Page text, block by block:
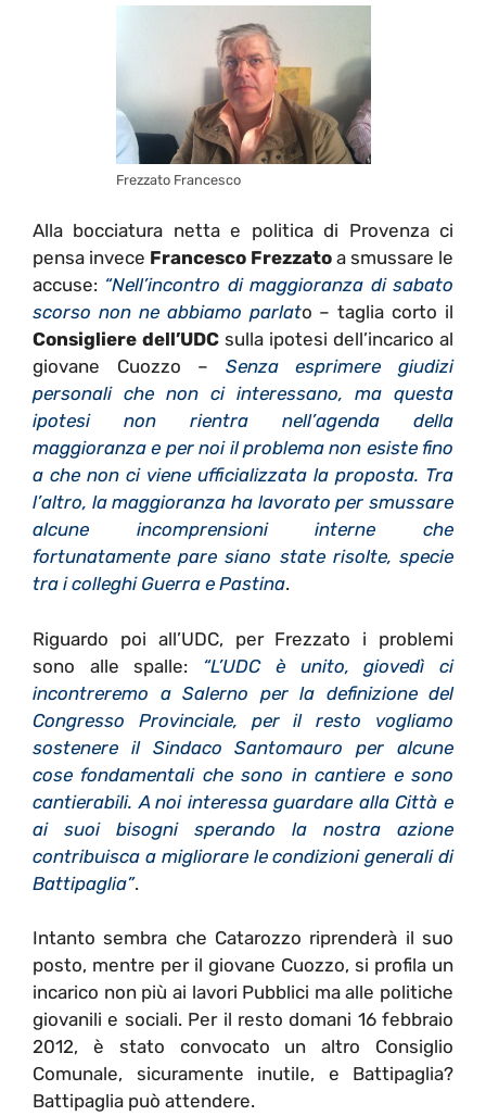
Frezzato Francesco
Alla bocciatura netta e politica di Provenza ci
pensa invece Francesco Frezzato a smussare le
accuse: “Nell’incontro di maggioranza di sabato
scorso non ne abbiamo parlato – taglia corto il
Consigliere dell’UDC sulla ipotesi dell’incarico al
giovane Cuozzo – Senza esprimere giudizi
personali che non ci interessano, ma questa
ipotesi non rientra nell’agenda della
maggioranza e per noi il problema non esiste fino
a che non ci viene ufficializzata la proposta. Tra
l’altro, la maggioranza ha lavorato per smussare
alcune incomprensioni interne che
fortunatamente pare siano state risolte, specie
tra i colleghi Guerra e Pastina.
Riguardo poi all’UDC, per Frezzato i problemi
sono alle spalle: “L’UDC è unito, giovedì ci
incontreremo a Salerno per la definizione del
Congresso Provinciale, per il resto vogliamo
sostenere il Sindaco Santomauro per alcune
cose fondamentali che sono in cantiere e sono
cantierabili. A noi interessa guardare alla Città e
ai suoi bisogni sperando la nostra azione
contribuisca a migliorare le condizioni generali di
Battipaglia”.
Intanto sembra che Catarozzo riprenderà il suo
posto, mentre per il giovane Cuozzo, si profila un
incarico non più ai lavori Pubblici ma alle politiche
giovanili e sociali. Per il resto domani 16 febbraio
2012, è stato convocato un altro Consiglio
Comunale, sicuramente inutile, e Battipaglia?
Battipaglia può attendere.